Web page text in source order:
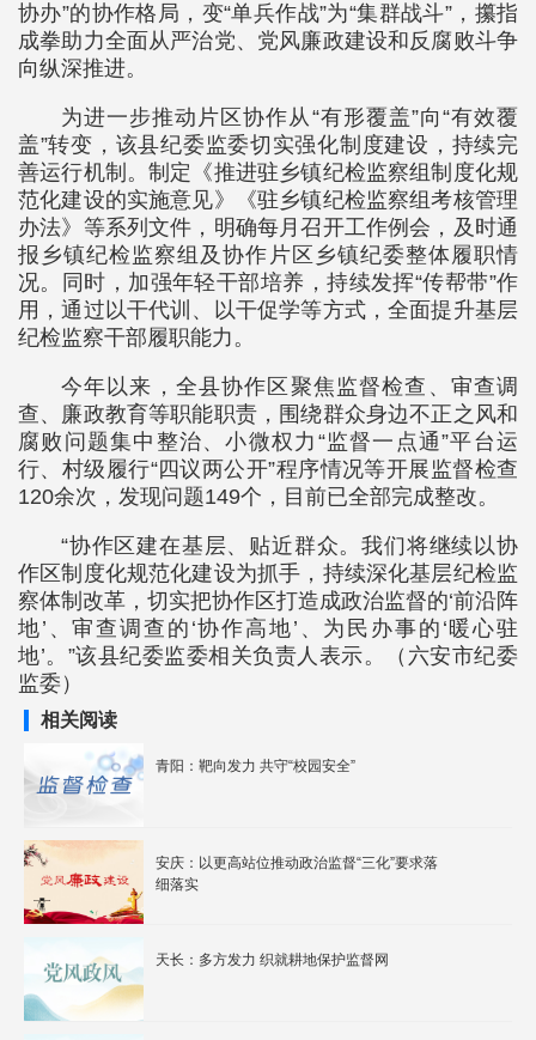
协办”的协作格局，变“单兵作战”为“集群战斗”，攥指
成拳助力全面从严治党、党风廉政建设和反腐败斗争
向纵深推进。
为进一步推动片区协作从“有形覆盖”向“有效覆
盖”转变，该县纪委监委切实强化制度建设，持续完
善运行机制。制定《推进驻乡镇纪检监察组制度化规
范化建设的实施意见》《驻乡镇纪检监察组考核管理
办法》等系列文件，明确每月召开工作例会，及时通
报乡镇纪检监察组及协作片区乡镇纪委整体履职情
况。同时，加强年轻干部培养，持续发挥“传帮带”作
用，通过以干代训、以干促学等方式，全面提升基层
纪检监察干部履职能力。
今年以来，全县协作区聚焦监督检查、审查调
查、廉政教育等职能职责，围绕群众身边不正之风和
腐败问题集中整治、小微权力“监督一点通”平台运
行、村级履行“四议两公开”程序情况等开展监督检查
120余次，发现问题149个，目前已全部完成整改。
“协作区建在基层、贴近群众。我们将继续以协
作区制度化规范化建设为抓手，持续深化基层纪检监
察体制改革，切实把协作区打造成政治监督的‘前沿阵
地’、审查调查的‘协作高地’、为民办事的‘暖心驻
地’。”该县纪委监委相关负责人表示。（六安市纪委
监委）
相关阅读
青阳：靶向发力 共守“校园安全”
安庆：以更高站位推动政治监督“三化”要求落
细落实
天长：多方发力 织就耕地保护监督网